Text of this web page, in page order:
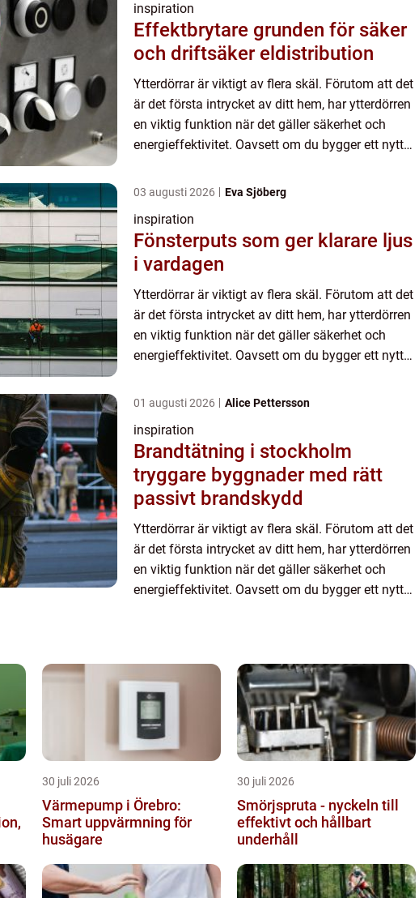
inspiration
Effektbrytare grunden för säker
och driftsäker eldistribution
Ytterdörrar är viktigt av flera skäl. Förutom att det
är det första intrycket av ditt hem, har ytterdörren
en viktig funktion när det gäller säkerhet och
energieffektivitet. Oavsett om du bygger ett nytt
03 augusti 2026 Eva Sjöberg
inspiration
Fönsterputs som ger klarare ljus
i vardagen
Ytterdörrar är viktigt av flera skäl. Förutom att det
är det första intrycket av ditt hem, har ytterdörren
en viktig funktion när det gäller säkerhet och
energieffektivitet. Oavsett om du bygger ett nytt
01 augusti 2026 Alice Pettersson
inspiration
Brandtätning i stockholm
tryggare byggnader med rätt
passivt brandskydd
Ytterdörrar är viktigt av flera skäl. Förutom att det
är det första intrycket av ditt hem, har ytterdörren
en viktig funktion när det gäller säkerhet och
energieffektivitet. Oavsett om du bygger ett nytt
30 juli 2026
Värmepump i Örebro:
Smart uppvärmning för
husägare
30 juli 2026
Smörjspruta - nyckeln till
effektivt och hållbart
underhåll